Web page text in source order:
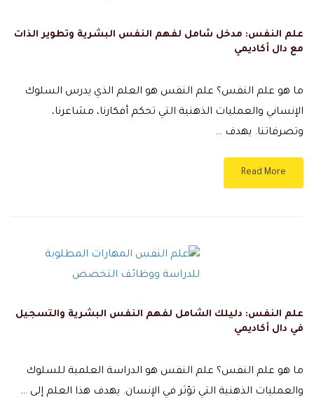
علم النفس: مدخل شامل لفهم النفس البشرية وتطوير الذات
مع دال أكاديمي
ما هو علم النفس؟ علم النفس هو العلم الذي يدرس السلوك
الإنساني والعمليات الذهنية التي تحكم أفكارنا، مشاعرنا،
وتصرفاتنا. يهدف …
Read More
علم النفس: دليلك الشامل لفهم النفس البشرية والتسجيل
في دال أكاديمي
ما هو علم النفس؟ علم النفس هو الدراسة العلمية للسلوك
والعمليات الذهنية التي تؤثر في الإنسان. يهدف هذا العلم إلى …